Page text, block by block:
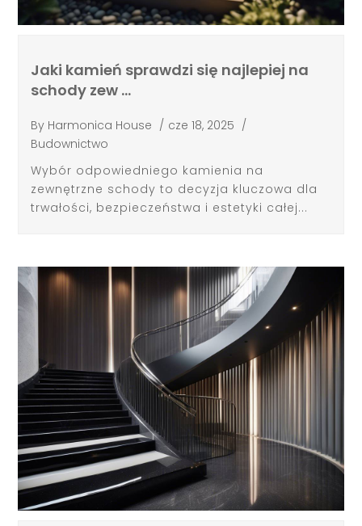
Jaki kamień sprawdzi się najlepiej na
schody zew …
By Harmonica House / cze 18, 2025 /
Budownictwo
Wybór odpowiedniego kamienia na
zewnętrzne schody to decyzja kluczowa dla
trwałości, bezpieczeństwa i estetyki całej...